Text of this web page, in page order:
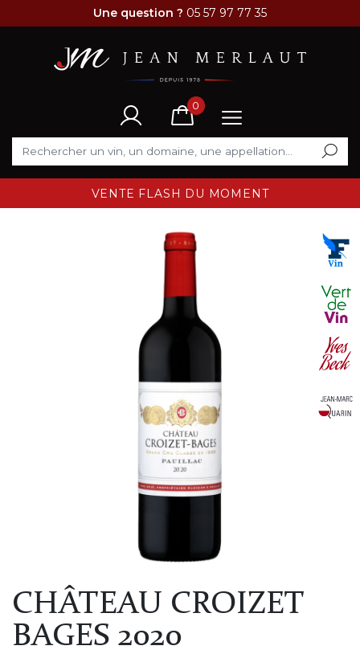
Une question ? 05 57 97 77 35
0
VENTE FLASH DU MOMENT
CHÂTEAU CROIZET
BAGES 2020